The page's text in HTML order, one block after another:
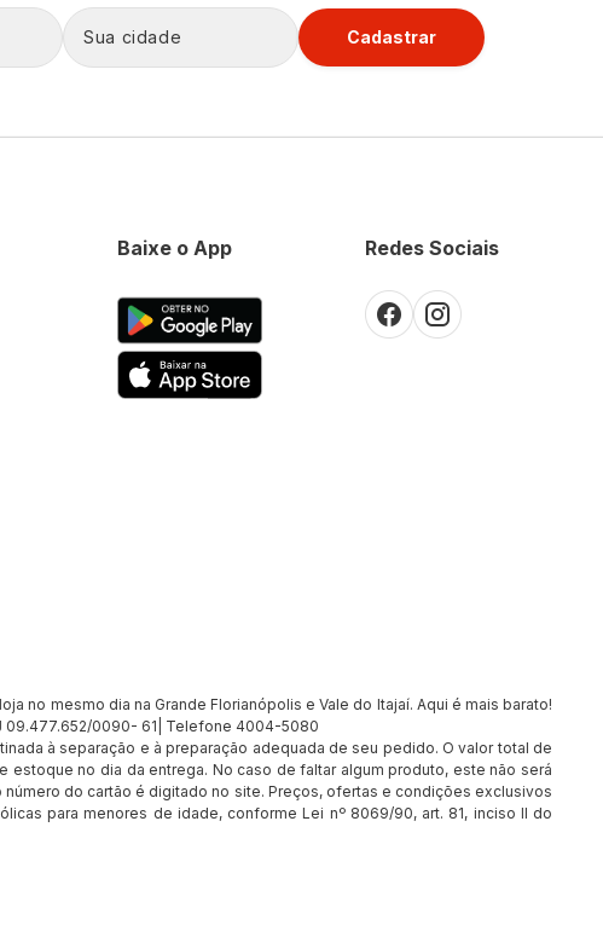
Cadastrar
Redes Sociais
Baixe o App
no mesmo dia na Grande Florianópolis e Vale do Itajaí. Aqui é mais barato!
09.477.652/0090- 61| Telefone 4004-5080
à separação e à preparação adequada de seu pedido. O valor total de
no dia da entrega. No caso de faltar algum produto, este não será
do cartão é digitado no site. Preços, ofertas e condições exclusivos
para menores de idade, conforme Lei nº 8069/90, art. 81, inciso II do